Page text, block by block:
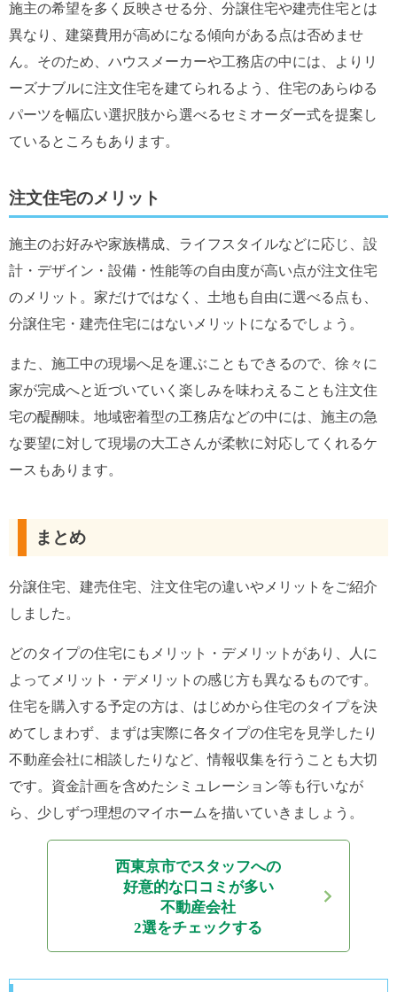
施主の希望を多く反映させる分、分譲住宅や建売住宅とは
異なり、建築費用が高めになる傾向がある点は否めませ
ん。そのため、ハウスメーカーや工務店の中には、よりリ
ーズナブルに注文住宅を建てられるよう、住宅のあらゆる
パーツを幅広い選択肢から選べるセミオーダー式を提案し
ているところもあります。
注文住宅のメリット
施主のお好みや家族構成、ライフスタイルなどに応じ、設
計・デザイン・設備・性能等の自由度が高い点が注文住宅
のメリット。家だけではなく、土地も自由に選べる点も、
分譲住宅・建売住宅にはないメリットになるでしょう。
また、施工中の現場へ足を運ぶこともできるので、徐々に
家が完成へと近づいていく楽しみを味わえることも注文住
宅の醍醐味。地域密着型の工務店などの中には、施主の急
な要望に対して現場の大工さんが柔軟に対応してくれるケ
ースもあります。
まとめ
分譲住宅、建売住宅、注文住宅の違いやメリットをご紹介
しました。
どのタイプの住宅にもメリット・デメリットがあり、人に
よってメリット・デメリットの感じ方も異なるものです。
住宅を購入する予定の方は、はじめから住宅のタイプを決
めてしまわず、まずは実際に各タイプの住宅を見学したり
不動産会社に相談したりなど、情報収集を行うことも大切
です。資金計画を含めたシミュレーション等も行いなが
ら、少しずつ理想のマイホームを描いていきましょう。
西東京市でスタッフへの
好意的な口コミが多い
不動産会社
2選をチェックする